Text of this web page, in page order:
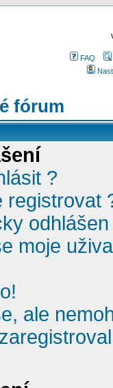
FAQ
fórum
?
registrovat
odhlášen
moje
ale